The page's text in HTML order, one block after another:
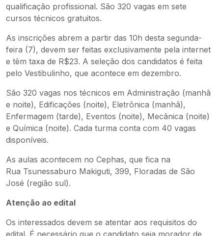
qualificação profissional. São 320 vagas em sete
cursos técnicos gratuitos.
As inscrições abrem a partir das 10h desta segunda-
feira (7), devem ser feitas exclusivamente pela internet
e têm taxa de R$23. A seleção dos candidatos é feita
pelo Vestibulinho, que acontece em dezembro.
São 320 vagas nos técnicos em Administração (manhã
e noite), Edificações (noite), Eletrônica (manhã),
Enfermagem (tarde), Eventos (noite), Mecânica (noite)
e Química (noite). Cada turma conta com 40 vagas
disponíveis.
As aulas acontecem no Cephas, que fica na
Rua Tsunessaburo Makiguti, 399, Floradas de São
José (região sul).
Atenção ao edital
Os interessados devem se atentar aos requisitos do
edital. É necessário que o candidato seja morador de